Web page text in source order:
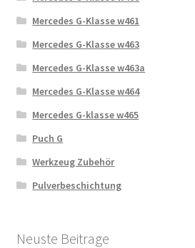
Mercedes G-Klasse w461
Mercedes G-Klasse w463
Mercedes G-Klasse w463a
Mercedes G-Klasse w464
Mercedes G-klasse w465
Puch G
Werkzeug Zubehör
Pulverbeschichtung
Neuste Beitrage